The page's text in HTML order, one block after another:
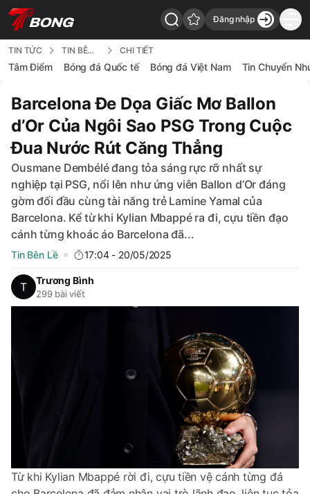
7Bong - Back to home
Đăng nhập
TIN TỨC TIN BÊN LỀ CHI TIẾT
Tâm Điểm Bóng đá Quốc tế Bóng đá Việt Nam Tin Chuyển
Barcelona Đe Dọa Giấc Mơ Ballon
d’Or Của Ngôi Sao PSG Trong Cuộc
Đua Nước Rút Căng Thẳng
Ousmane Dembélé đang tỏa sáng rực rỡ nhất sự
nghiệp tại PSG, nổi lên như ứng viên Ballon d’Or đáng
gờm đối đầu cùng tài năng trẻ Lamine Yamal của
Barcelona. Kể từ khi Kylian Mbappé ra đi, cựu tiền đạo
cánh từng khoác áo Barcelona đã...
Tin Bên Lề 17:04 - 20/05/2025
Trương Bình
299 bài viết
Từ khi Kylian Mbappé rời đi, cựu tiền vệ cánh từng đá